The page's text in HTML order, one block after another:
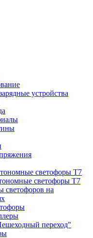
устройства
светофоры Т7
светофоры Т7
светофоров на
переход"